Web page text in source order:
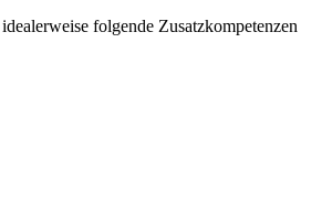
folgende Zusatzkompetenzen